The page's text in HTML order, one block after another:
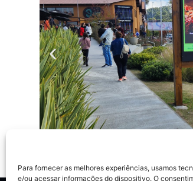
Para fornecer as melhores experiências, usamos
e/ou acessar informações do dispositivo. O